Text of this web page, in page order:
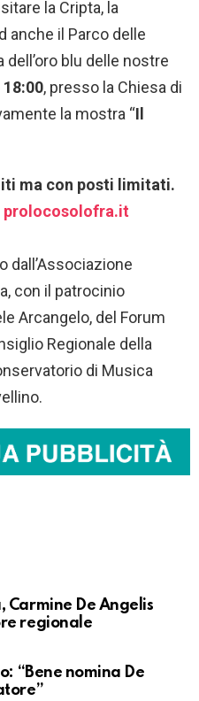
la Cripta, la
anche il Parco delle
blu delle nostre
18:00, presso la Chiesa di
la mostra “Il
ma con posti limitati.
prolocosolofra.it
dall’Associazione
con il patrocinio
Arcangelo, del Forum
Regionale della
di Musica
Carmine De Angelis
regionale
“Bene nomina De